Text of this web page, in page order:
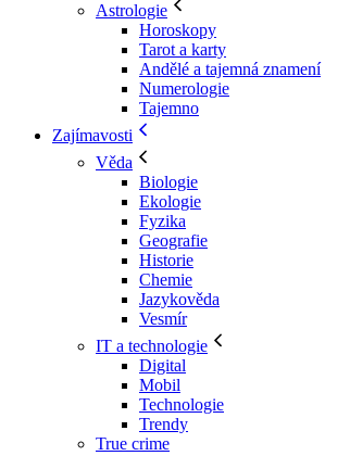
Astrologie
Horoskopy
Tarot a karty
Andělé a tajemná znamení
Numerologie
Tajemno
Zajímavosti
Věda
Biologie
Ekologie
Fyzika
Geografie
Historie
Chemie
Jazykověda
Vesmír
IT a technologie
Digital
Mobil
Technologie
Trendy
True crime